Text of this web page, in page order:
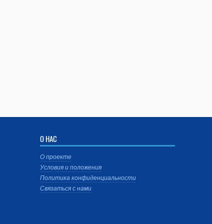
О НАС
О проекте
Условия и положения
Политика конфиденциальности
Связаться с нами